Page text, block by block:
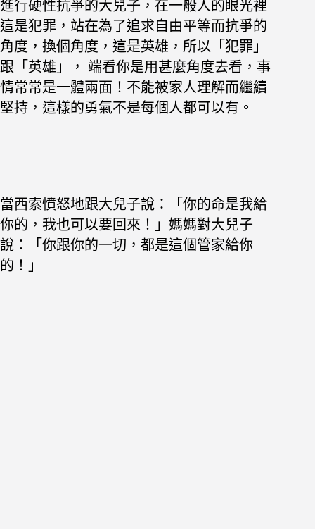
進行硬性抗爭的大兒子，在一般人的眼光裡
這是犯罪， 站在為了追求自由平等而抗爭的
角度，換個角度，這是英雄， 所以「犯罪」
跟「英雄」， 端看你是用甚麼角度去看，事
情常常是一體兩面！ 不能被家人理解而繼續
堅持，這樣的勇氣不是每個人都可以有。
當西索憤怒地跟大兒子說：「你的命是我給
你的，我也可以要回來！」 媽媽對大兒子
說：「你跟你的一切，都是這個管家給你
的！」